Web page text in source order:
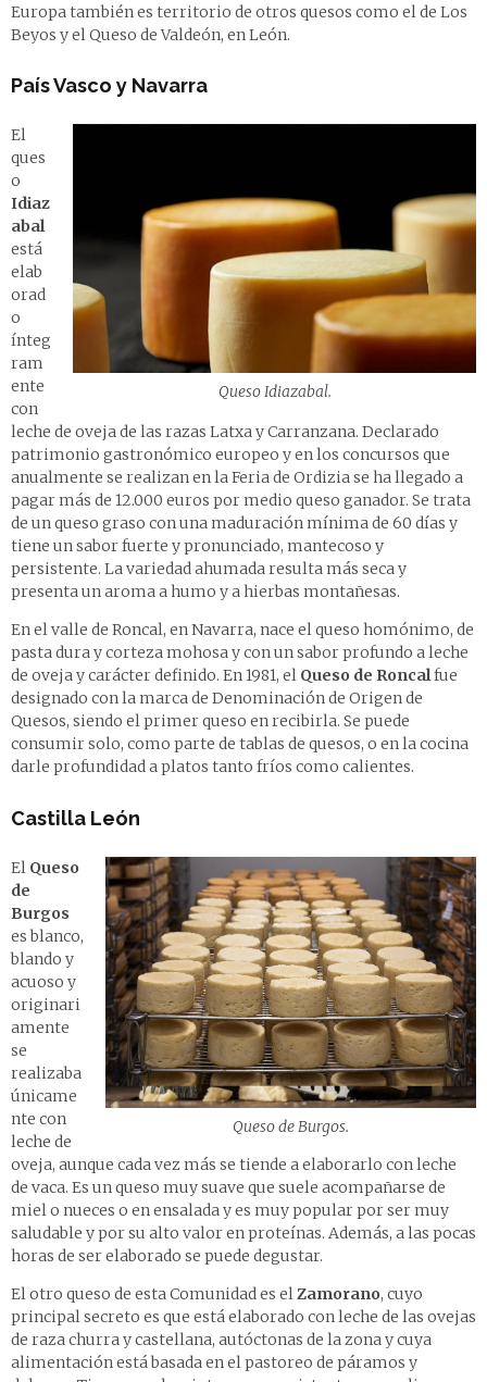
Europa también es territorio de otros quesos como el de Los
Beyos y el Queso de Valdeón, en León.
País Vasco y Navarra
Queso Idiazabal.
El
ques
o
Idiaz
abal
está
elab
orad
o
ínteg
ram
ente
con
leche de oveja de las razas Latxa y Carranzana. Declarado
patrimonio gastronómico europeo y en los concursos que
anualmente se realizan en la Feria de Ordizia se ha llegado a
pagar más de 12.000 euros por medio queso ganador. Se trata
de un queso graso con una maduración mínima de 60 días y
tiene un sabor fuerte y pronunciado, mantecoso y
persistente. La variedad ahumada resulta más seca y
presenta un aroma a humo y a hierbas montañesas.
En el valle de Roncal, en Navarra, nace el queso homónimo, de
pasta dura y corteza mohosa y con un sabor profundo a leche
de oveja y carácter definido. En 1981, el Queso de Roncalfue
designado con la marca de Denominación de Origen de
Quesos, siendo el primer queso en recibirla. Se puede
consumir solo, como parte de tablas de quesos, o en la cocina
darle profundidad a platos tanto fríos como calientes.
Castilla León
Queso de Burgos.
El Queso
de
Burgos
es blanco,
blando y
acuoso y
originari
amente
se
realizaba
únicame
nte con
leche de
oveja, aunque cada vez más se tiende a elaborarlo con leche
de vaca. Es un queso muy suave que suele acompañarse de
miel o nueces o en ensalada y es muy popular por ser muy
saludable y por su alto valor en proteínas. Además, a las pocas
horas de ser elaborado se puede degustar.
El otro queso de esta Comunidad es elZamorano, cuyo
principal secreto es que está elaborado con leche de las ovejas
de raza churra y castellana, autóctonas de la zona y cuya
alimentación está basada en el pastoreo de páramos y